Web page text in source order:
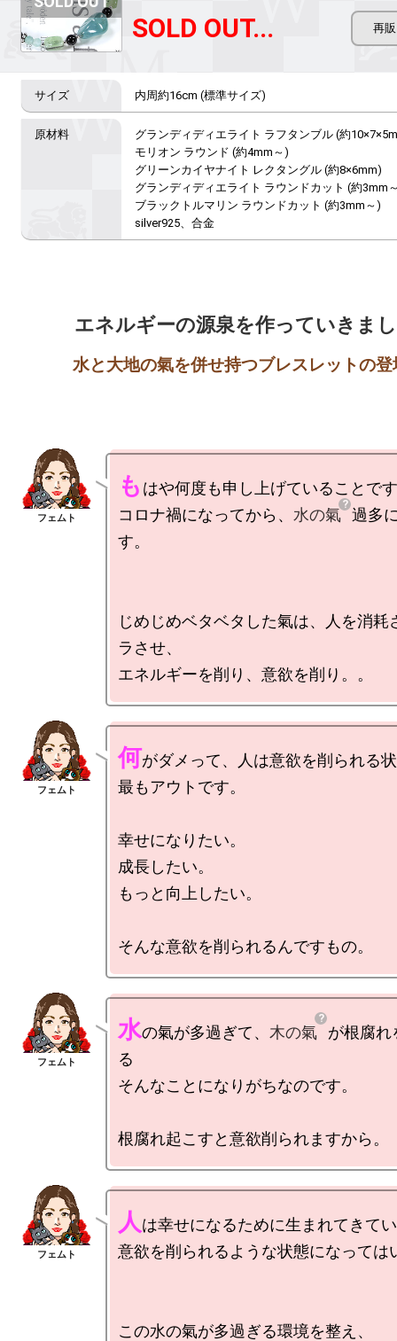
SOLD OUT...
内周約16cm (標準サイズ)
グランディディエライト ラフタンブル (約
モリオン ラウンド (約4mm～)
グリーンカイヤナイト レクタングル (約8×6mm)
グランディディエライト ラウンドカット (約3mm
ブラックトルマリン ラウンドカット (約3mm～)
silver925、合金
も はや何度も申し上げていることで
コロナ禍になってから、 水の氣 過多
す。
じめじめベタベタした氣は、人を消耗
ラさせ、
何がダメって、人は意欲を削られる
最もアウトです。
幸せになりたい。
成長したい。
もっと向上したい。
水の氣が多過ぎて、 木の氣
が根腐れ
る
そんなことになりがちなのです。
人は幸せになるために生まれてきて
意欲を削られるような状態になっては
この水の氣が多過ぎる環境を整え、